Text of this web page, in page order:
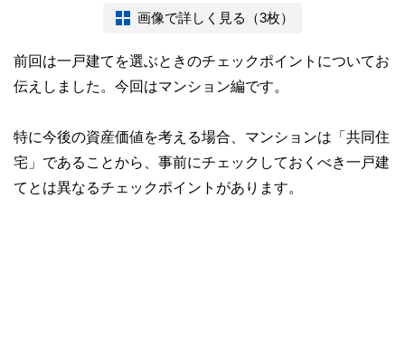
画像で詳しく見る（3枚）
前回は一戸建てを選ぶときのチェックポイントについてお
伝えしました。今回はマンション編です。
特に今後の資産価値を考える場合、マンションは「共同住
宅」であることから、事前にチェックしておくべき一戸建
てとは異なるチェックポイントがあります。